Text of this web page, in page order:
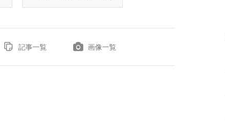
記事一覧 画像一覧